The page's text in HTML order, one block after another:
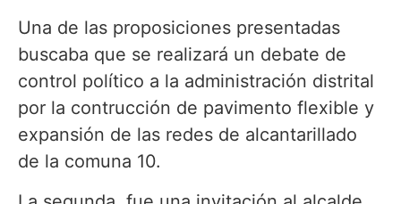
Una de las proposiciones presentadas
buscaba que se realizará un debate de
control político a la administración distrital
por la contrucción de pavimento flexible y
expansión de las redes de alcantarillado
de la comuna 10.